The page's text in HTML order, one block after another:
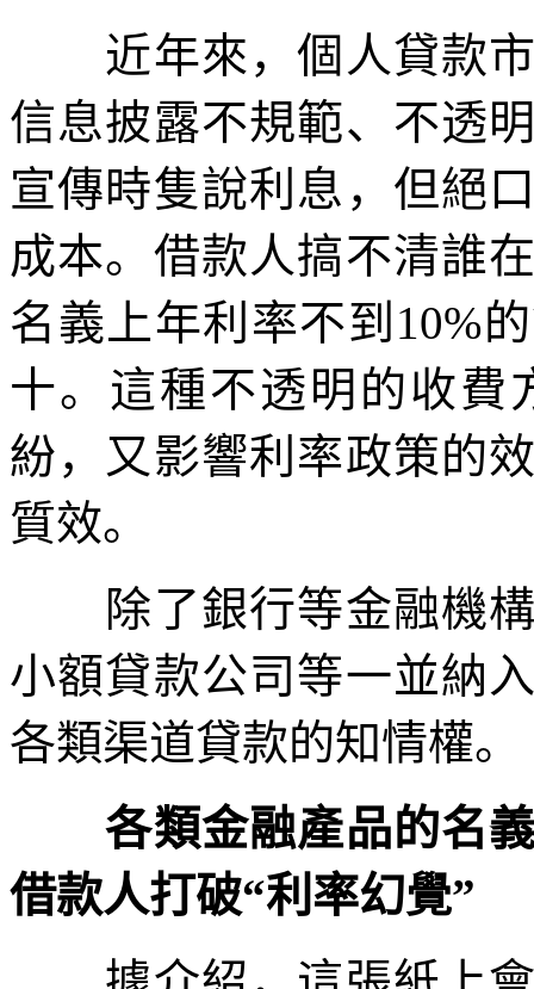
近年來，個人貸款市
信息披露不規範、不透
宣傳時隻說利息，但絕
成本。借款人搞不清誰
名義上年利率不到10%
十。這種不透明的收費
紛，又影響利率政策的
質效。
除了銀行等金融機構
小額貸款公司等一並納
各類渠道貸款的知情權。
各類金融產品的名義
借款人打破“利率幻覺”